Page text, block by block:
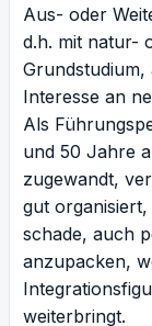
Aus- oder
d.h. mit natur-
Grundstudium,
Interesse an
Als
und 50 Jahre
zugewandt,
gut
schade, auch
anzupacken,
weiterbringt.